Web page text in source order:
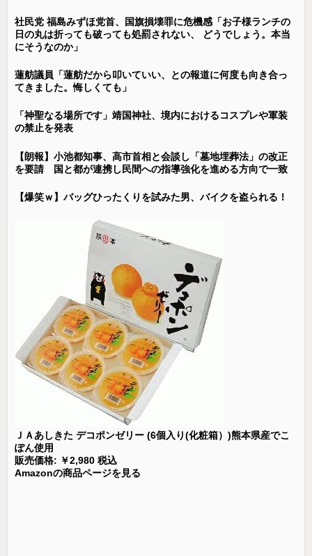
社民党 福島みずほ党首、国旗損壊罪に危機感「お子様ランチの
日の丸は折っても破っても処罰されない、 どうでしょう。本当
にそうなのか」
蓮舫議員「蓮舫だから叩いていい、との報道に何度も向き合っ
てきました。悔しくても」
「神聖なる場所です」靖国神社、境内におけるコスプレや軍装
の禁止を発表
【朗報】小池都知事、高市首相と会談し「墓地埋葬法」の改正
を要請 国と都が連携し民間への指導強化を進める方向で一致
【爆笑ｗ】バッグひったくりを試みた男、バイクを盗られる！
ＪＡあしきた デコポンゼリー (6個入り(化粧箱）)熊本県産でこ
ぽん使用
販売価格: ￥2,980 税込
Amazonの商品ページを見る